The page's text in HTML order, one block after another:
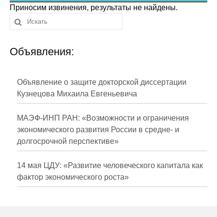
Сотрудники
Отчетность
Противодействие коррупции
Публикации
Научная жизнь
Издания
Проблемы прогнозирования
О журнале
Приносим извинения, результаты не найдены.
Объявления:
Объявление о защите докторской диссертации
Кузнецова Михаила Евгеньевича
МАЭФ-ИНП РАН: «Возможности и ограничения
экономического развития России в средне- и
долгосрочной перспективе»
14 мая ЦДУ: «Развитие человеческого капитала как
фактор экономического роста»